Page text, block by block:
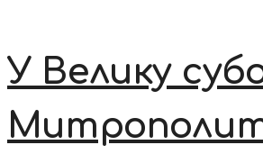
У Велику